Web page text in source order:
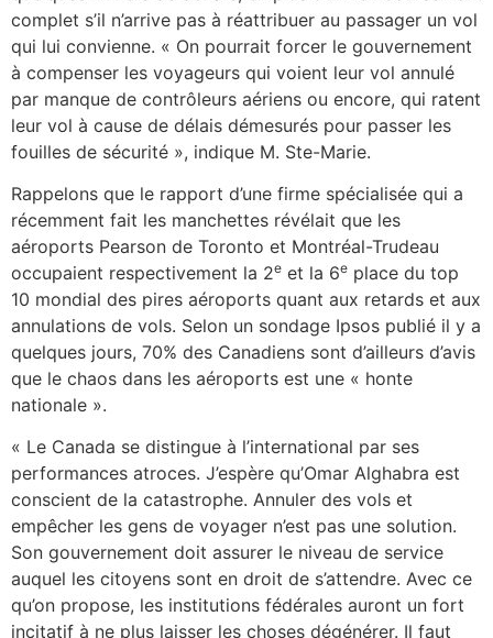
complet s’il n’arrive pas à réattribuer au passager un vol
qui lui convienne. « On pourrait forcer le gouvernement
à compenser les voyageurs qui voient leur vol annulé
par manque de contrôleurs aériens ou encore, qui ratent
leur vol à cause de délais démesurés pour passer les
fouilles de sécurité », indique M. Ste-Marie.
Rappelons que le rapport d’une firme spécialisée qui a
récemment fait les manchettes révélait que les
aéroports Pearson de Toronto et Montréal-Trudeau
occupaient respectivement la 2e et la 6e place du top
10 mondial des pires aéroports quant aux retards et aux
annulations de vols. Selon un sondage Ipsos publié il y a
quelques jours, 70% des Canadiens sont d’ailleurs d’avis
que le chaos dans les aéroports est une « honte
nationale ».
« Le Canada se distingue à l’international par ses
performances atroces. J’espère qu’Omar Alghabra est
conscient de la catastrophe. Annuler des vols et
empêcher les gens de voyager n’est pas une solution.
Son gouvernement doit assurer le niveau de service
auquel les citoyens sont en droit de s’attendre. Avec ce
qu’on propose, les institutions fédérales auront un fort
incitatif à ne plus laisser les choses dégénérer. Il faut